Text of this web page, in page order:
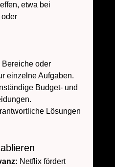
etwa bei
oder
einzelne Aufgaben.
Budget- und
Lösungen
Netflix fördert